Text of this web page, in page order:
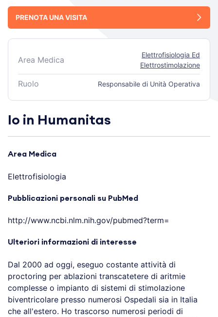
PRENOTA UNA VISITA
Area Medica
Elettrofisiologia Ed
Elettrostimolazione
Ruolo Responsabile di Unità Operativa
Io in Humanitas
Area Medica
Elettrofisiologia
Pubblicazioni personali su PubMed
http://www.ncbi.nlm.nih.gov/pubmed?term=
Ulteriori informazioni di interesse
Dal 2000 ad oggi, eseguo costante attività di
proctoring per ablazioni transcatetere di aritmie
complesse o impianto di sistemi di stimolazione
biventricolare presso numerosi Ospedali sia in Italia
che all'estero. Ho trascorso numerosi periodi di